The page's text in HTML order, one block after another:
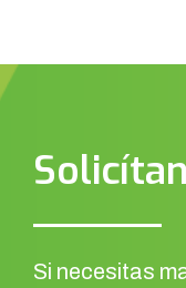
Si necesitas